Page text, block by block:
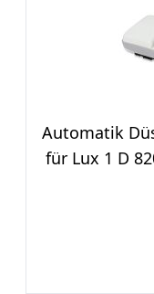
Automatik
für Lux 1 D